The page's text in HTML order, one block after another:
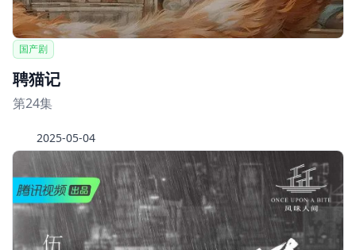
国产剧
聘猫记
第24集
2025-05-04